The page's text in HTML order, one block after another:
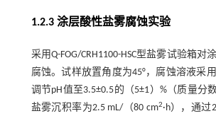
1.2.3 涂层酸性盐雾腐蚀实验
采用Q-FOG/CRH1100-HSC型盐雾试验箱对
腐蚀。试样放置角度为45°，腐蚀溶液采
调节pH值至3.5±0.5的（5±1）%（质量分
盐雾沉积率为2.5 mL/（80 cm2·h），通过